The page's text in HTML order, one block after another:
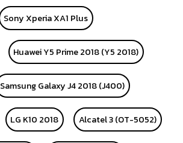
Sony Xperia XA1 Plus
Huawei Y5 Prime 2018 (Y5 2018)
Samsung Galaxy J4 2018 (J400)
LG K10 2018 Alcatel 3 (OT-5052)